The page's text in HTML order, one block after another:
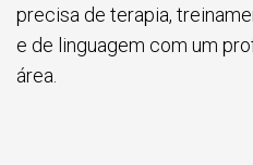
precisa de terapia,
e de linguagem com um
área.